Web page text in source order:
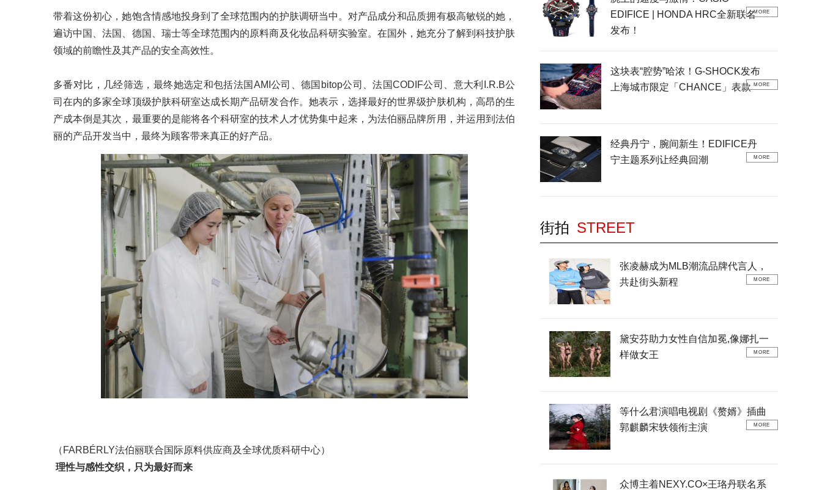
带着这份初心，她饱含情感地投身到了全球范围内的护肤调研当中。对产品成分和品质拥有极高敏锐的她，
遍访中国、法国、德国、瑞士等全球范围内的原料商及化妆品科研实验室。在国外，她充分了解到科技护肤
领域的前瞻性及其产品的安全高效性。
多番对比，几经筛选，最终她选定和包括法国AMI公司、德国bitop公司、法国CODIF公司、意大利I.R.B公
司在内的多家全球顶级护肤科研室达成长期产品研发合作。她表示，选择最好的世界级护肤机构，高昂的生
产成本倒是其次，最重要的是能将各个科研室的技术人才优势集中起来，为法伯丽品牌所用，并运用到法伯
丽的产品开发当中，最终为顾客带来真正的好产品。
（FARBÉRLY法伯丽联合国际原料供应商及全球优质科研中心）
理性与感性交织，只为最好而来
EDIFICE | HONDA HRC全新联名
发布！
MORE
这块表“腔势”哈浓！G-SHOCK发布
上海城市限定「CHANCE」表款 MORE
经典丹宁，腕间新生！EDIFICE丹
宁主题系列让经典回潮
MORE
街拍 STREET
张凌赫成为MLB潮流品牌代言人，
共赴街头新程
MORE
黛安芬助力女性自信加冕,像娜扎一
样做女王
MORE
等什么君演唱电视剧《赘婿》插曲
郭麒麟宋轶领衔主演
MORE
众博主着NEXY.CO×王珞丹联名系